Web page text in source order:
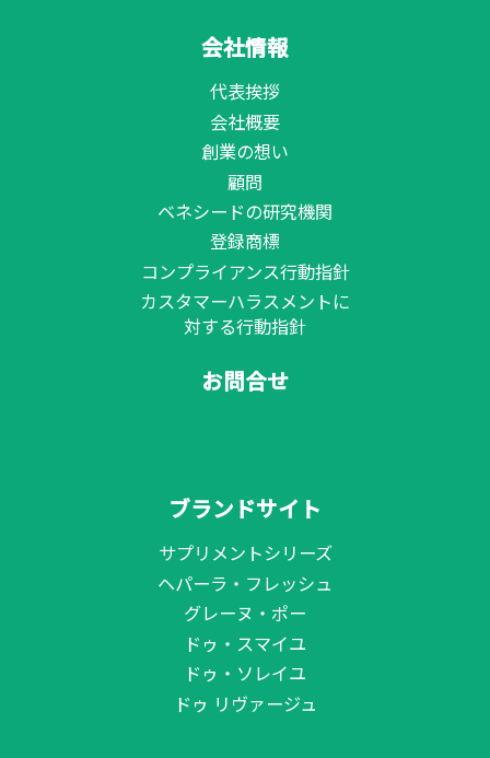
会社情報
代表挨拶
会社概要
創業の想い
顧問
ベネシードの研究機関
登録商標
コンプライアンス行動指針
カスタマーハラスメントに
対する行動指針
お問合せ
ブランドサイト
サプリメントシリーズ
ヘパーラ・フレッシュ
グレーヌ・ポー
ドゥ・スマイユ
ドゥ・ソレイユ
ドゥ リヴァージュ